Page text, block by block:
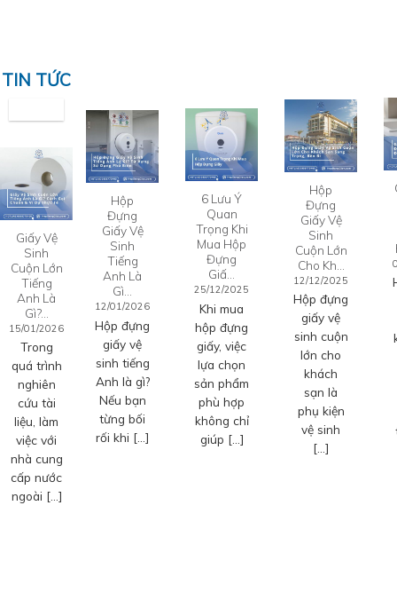
TIN TỨC
Giấy Vệ
Sinh
Cuộn Lớn
Tiếng
Anh Là
Gì?…
15/01/2026
Trong
quá trình
nghiên
cứu tài
liệu, làm
việc với
nhà cung
cấp nước
ngoài […]
Hộp
Đựng
Giấy Vệ
Sinh
Tiếng
Anh Là
Gì…
12/01/2026
Hộp đựng
giấy vệ
sinh tiếng
Anh là gì?
Nếu bạn
từng bối
rối khi […]
6 Lưu Ý
Quan
Trọng Khi
Mua Hộp
Đựng
Giấ…
25/12/2025
Khi mua
hộp đựng
giấy, việc
lựa chọn
sản phẩm
phù hợp
không chỉ
giúp […]
Hộp
Đựng
Giấy Vệ
Sinh
Cuộn Lớn
Cho Kh…
12/12/2025
Hộp đựng
giấy vệ
sinh cuộn
lớn cho
khách
sạn là
phụ kiện
vệ sinh
[…]